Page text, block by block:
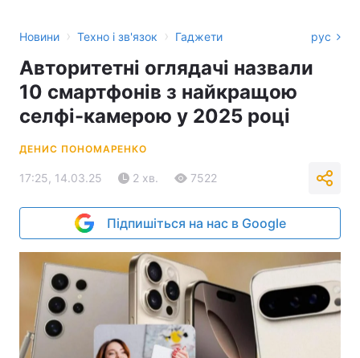
Новини › Техно і зв'язок › Гаджети рус
Авторитетні оглядачі назвали
10 смартфонів з найкращою
селфі-камерою у 2025 році
ДЕНИС ПОНОМАРЕНКО
17:25, 14.03.25 2 хв. 7522
Підпишіться на нас в Google